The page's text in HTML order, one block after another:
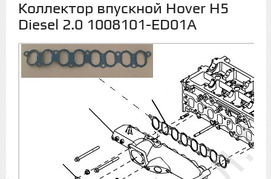
Коллектор впускной Hover H5
Diesel 2.0 1008101-ED01A